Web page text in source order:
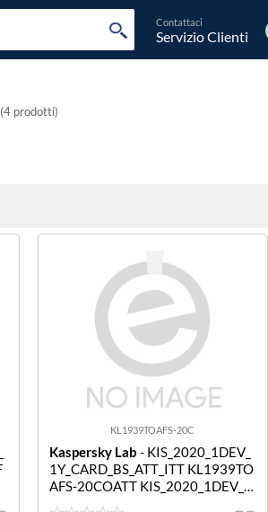
Contattaci
Servizio Clienti
(4 prodotti)
KL1939TOAFS-20C
Kaspersky Lab - KIS_2020_1DEV_
1Y_CARD_BS_ATT_ITT KL1939TO
AFS-20COATT KIS_2020_1DEV_1
Y_CARD_BS_ATT_ITT